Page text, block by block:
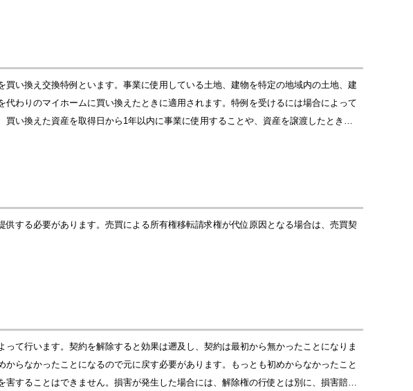
い換え交換特例といます。事業に使用している土地、建物を特定の地域内の土地、建
わりのマイホームに買い換えたときに適用されます。特例を受けるには場合によって
い換えた資産を取得日から1年以内に事業に使用することや、資産を譲渡したとき…
する必要があります。売買による所有権移転請求権が代位原因となる場合は、売買契
て行います。契約を解除すると効果は遡及し、契約は最初から無かったことになりま
らなかったことになるので元に戻す必要があります。もっとも初めからなかったこと
害することはできません。損害が発生した場合には、解除権の行使とは別に、損害賠…